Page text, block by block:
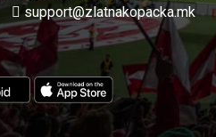
support@zlatnakopacka.mk